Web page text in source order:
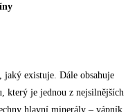
existuje. Dále obsahuje
který je jednou z nejsilnějších
hlavní minerály – vápník,